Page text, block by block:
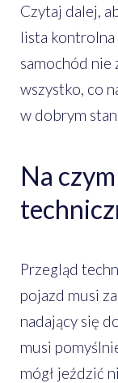
Czytaj dalej,
lista kontrolna
samochód nie
wszystko, co
w dobrym
Na
Przegląd
pojazd musi
nadający się
musi
mógł jeździć